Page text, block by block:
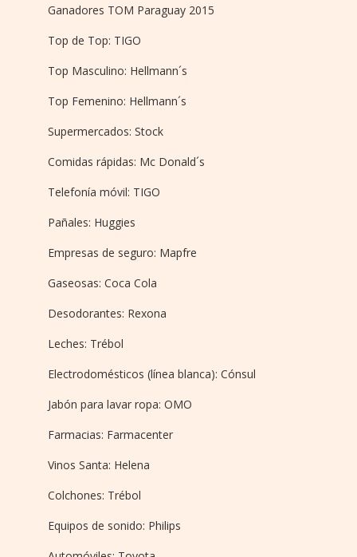
Ganadores TOM Paraguay 2015
Top de Top: TIGO
Top Masculino: Hellmann´s
Top Femenino: Hellmann´s
Supermercados: Stock
Comidas rápidas: Mc Donald´s
Telefonía móvil: TIGO
Pañales: Huggies
Empresas de seguro: Mapfre
Gaseosas: Coca Cola
Desodorantes: Rexona
Leches: Trébol
Electrodomésticos (línea blanca): Cónsul
Jabón para lavar ropa: OMO
Farmacias: Farmacenter
Vinos Santa: Helena
Colchones: Trébol
Equipos de sonido: Philips